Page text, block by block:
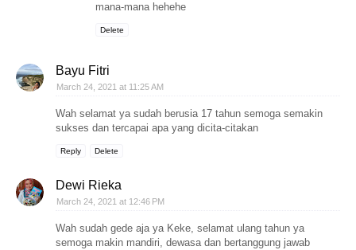
mana-mana hehehe
Delete
Bayu Fitri
March 24, 2021 at 11:25 AM
Wah selamat ya sudah berusia 17 tahun semoga semakin
sukses dan tercapai apa yang dicita-citakan
Reply Delete
Dewi Rieka
March 24, 2021 at 12:46 PM
Wah sudah gede aja ya Keke, selamat ulang tahun ya
semoga makin mandiri, dewasa dan bertanggung jawab